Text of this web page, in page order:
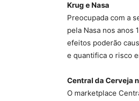
Krug e Nasa
Preocupada com a
pela Nasa nos anos
efeitos poderão
e quantifica o risco
Central da Cerveja
O marketplace